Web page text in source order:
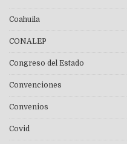
Coahuila
CONALEP
Congreso del Estado
Convenciones
Convenios
Covid